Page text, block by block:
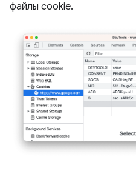
файлы cookie.